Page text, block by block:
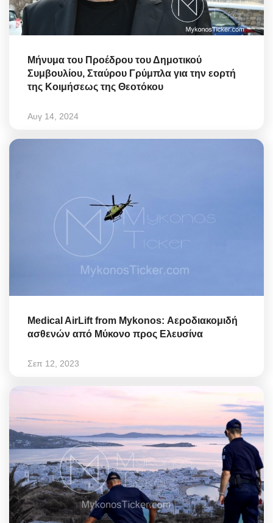
Μήνυμα του Προέδρου του Δημοτικού
Συμβουλίου, Σταύρου Γρύμπλα για την εορτή
της Κοιμήσεως της Θεοτόκου
Αυγ 14, 2024
Medical AirLift from Mykonos: Αεροδιακομιδή
ασθενών από Μύκονο προς Ελευσίνα
Σεπ 12, 2023